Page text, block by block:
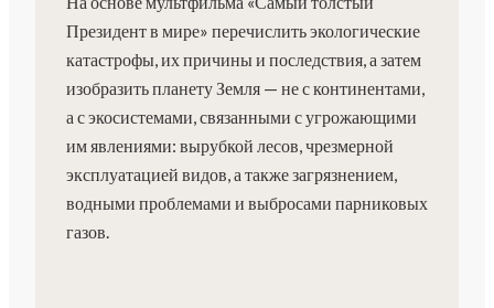
Президент в мире» перечислить экологические
катастрофы, их причины и последствия, а затем
изобразить планету Земля — не с континентами,
а с экосистемами, связанными с угрожающими
им явлениями: вырубкой лесов, чрезмерной
эксплуатацией видов, а также загрязнением,
водными проблемами и выбросами парниковых
газов.